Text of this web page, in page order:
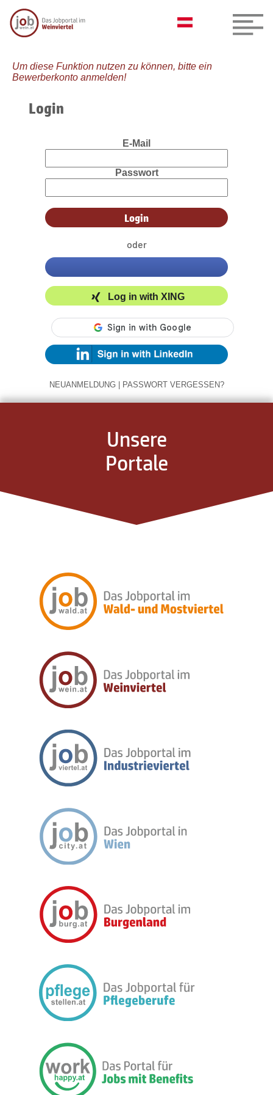
Um diese Funktion nutzen zu können, bitte ein
Bewerberkonto anmelden!
Login
E-Mail
Passwort
oder
Log in with XING
NEUANMELDUNG | PASSWORT VERGESSEN?
Unsere
Portale